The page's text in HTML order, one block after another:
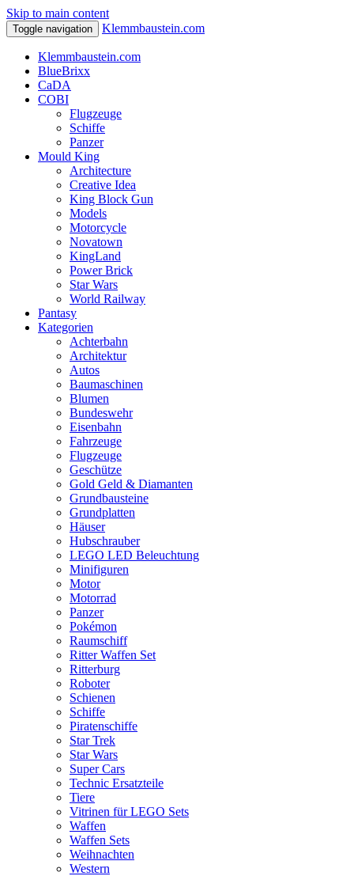
Skip to main content
Toggle navigation Klemmbaustein.com
Klemmbaustein.com
BlueBrixx
CaDA
COBI
Flugzeuge
Schiffe
Panzer
Mould King
Architecture
Creative Idea
King Block Gun
Models
Motorcycle
Novatown
KingLand
Power Brick
Star Wars
World Railway
Pantasy
Kategorien
Achterbahn
Architektur
Autos
Baumaschinen
Blumen
Bundeswehr
Eisenbahn
Fahrzeuge
Flugzeuge
Geschütze
Gold Geld & Diamanten
Grundbausteine
Grundplatten
Häuser
Hubschrauber
LEGO LED Beleuchtung
Minifiguren
Motor
Motorrad
Panzer
Pokémon
Raumschiff
Ritter Waffen Set
Ritterburg
Roboter
Schienen
Schiffe
Piratenschiffe
Star Trek
Star Wars
Super Cars
Technic Ersatzteile
Tiere
Vitrinen für LEGO Sets
Waffen
Waffen Sets
Weihnachten
Western